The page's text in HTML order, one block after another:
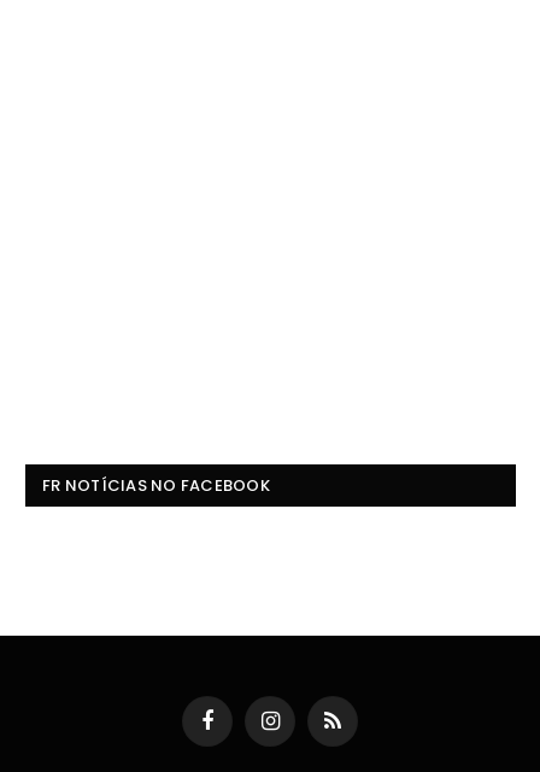
FR NOTÍCIAS NO FACEBOOK
FacebookInstagramRSS